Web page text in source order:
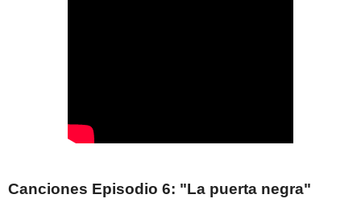
Canciones Episodio 6: "La puerta negra"